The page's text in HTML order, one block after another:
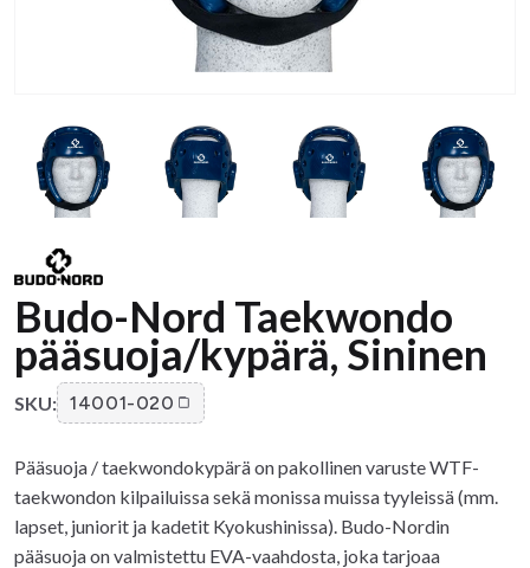
Budo-Nord Taekwondo
pääsuoja/kypärä, Sininen
SKU: 14001-020
Pääsuoja / taekwondokypärä on pakollinen varuste WTF-
taekwondon kilpailuissa sekä monissa muissa tyyleissä (mm.
lapset, juniorit ja kadetit Kyokushinissa). Budo-Nordin
pääsuoja on valmistettu EVA-vaahdosta, joka tarjoaa